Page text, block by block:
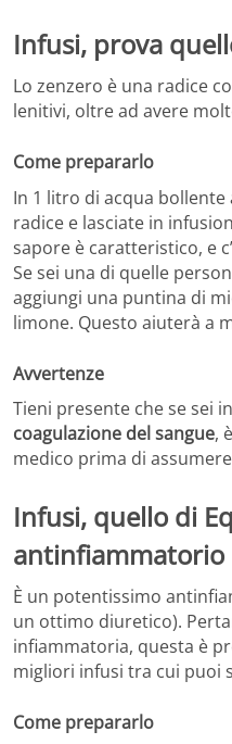
Infusi, prova
Lo zenzero è una radice
lenitivi, oltre ad avere
Come prepararlo
In 1 litro di acqua bollente
radice e lasciate in
sapore è caratteristico, e
Se sei una di quelle
aggiungi una puntina di
limone. Questo aiuterà a
Avvertenze
Tieni presente che se sei
coagulazione del sangue,
medico prima di
Infusi, quello di
antinfiammatorio
È un potentissimo
un ottimo diuretico).
infiammatoria, questa è
migliori infusi tra cui puoi
Come prepararlo